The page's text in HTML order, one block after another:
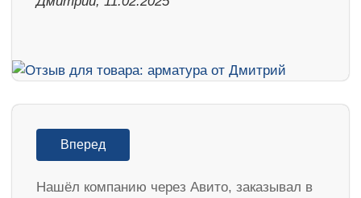
Вперед
Нашёл компанию через Авито, заказывал в